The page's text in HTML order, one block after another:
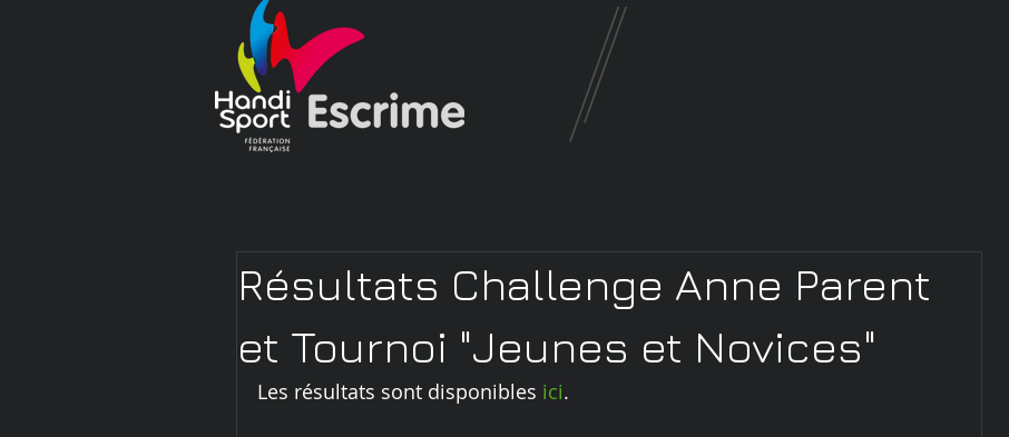
Résultats Challenge Anne Parent
et Tournoi "Jeunes et Novices"
Les résultats sont disponibles ici.